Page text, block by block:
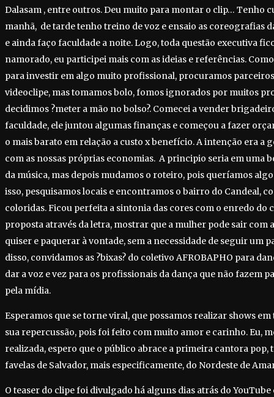
Dalasam , entre outros. Deu muito para montar o clip… Tenho
manhã, de tarde tenho treino de voz e ensaio as coreografias
e ainda faço faculdade a noite. Logo, toda questão executiva
namorado, eu participei mais com as ideias e referências.
para investir em algo muito profissional, procuramos
videoclipe, mas tomamos bolo, fomos ignorados por muitos
decidimos ?meter a mão no bolso?. Comecei a vender
faculdade, ele juntou algumas finanças e começou a fazer
o mais barato em relação a custo x benefício. A intenção era a
com as nossas próprias economias. A principio seria em uma
da música, mas depois mudamos o roteiro, pois queríamos
isso, pesquisamos locais e encontramos o bairro do Candeal,
coloridas. Ficou perfeita a sintonia das cores com o enredo do
proposta através da letra, mostrar que a mulher pode sair com
quiser e paquerar à vontade, sem a necessidade de seguir um
disso, convidamos as ?bixas? do coletivo AFROBAPHO para
dar a voz e vez para os profissionais da dança que não fazem
pela mídia.
Esperamos que se torne viral, que possamos realizar shows
sua repercussão, pois foi feito com muito amor e carinho. Eu,
realizada, espero que o público abrace a primeira cantora pop,
favelas de Salvador, mais especificamente, do Nordeste de
O teaser do clipe foi divulgado há alguns dias atrás do